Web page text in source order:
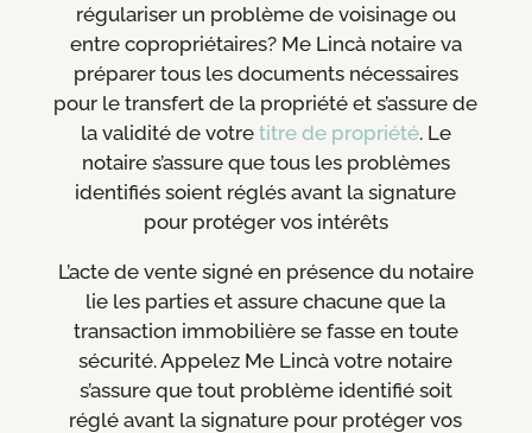
régulariser un problème de voisinage ou
entre copropriétaires? Me Lincà notaire va
préparer tous les documents nécessaires
pour le transfert de la propriété et s’assure de
la validité de votre titre de propriété. Le
notaire s’assure que tous les problèmes
identifiés soient réglés avant la signature
pour protéger vos intérêts
L’acte de vente signé en présence du notaire
lie les parties et assure chacune que la
transaction immobilière se fasse en toute
sécurité. Appelez Me Lincà votre notaire
s’assure que tout problème identifié soit
réglé avant la signature pour protéger vos